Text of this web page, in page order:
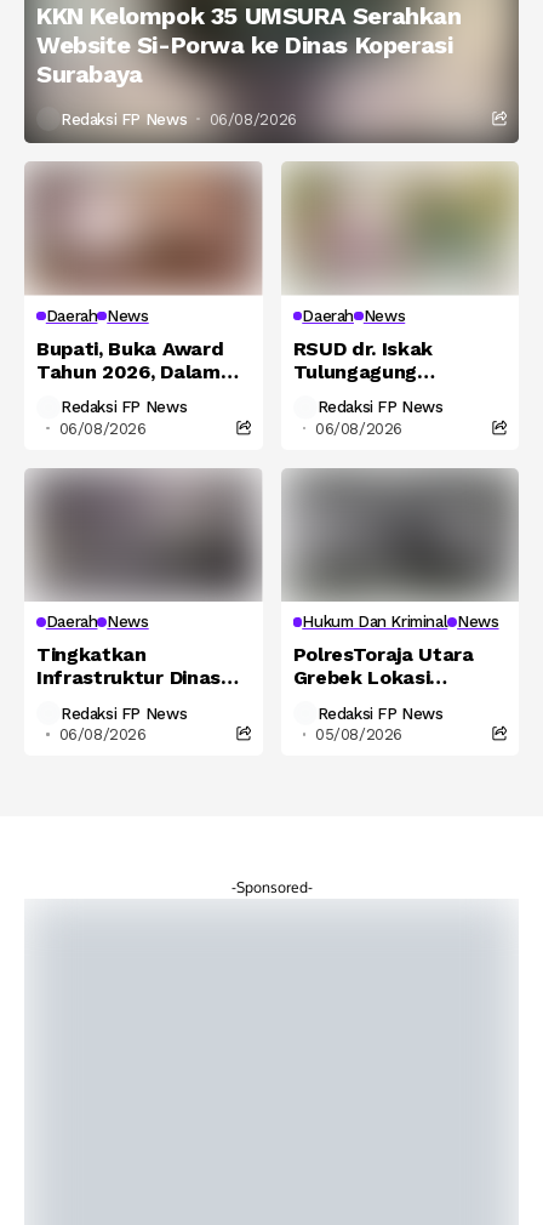
KKN Kelompok 35 UMSURA Serahkan
Website Si-Porwa ke Dinas Koperasi
Surabaya
Redaksi FP News 06/08/2026
Daerah News
Bupati, Buka Award
Tahun 2026, Dalam
Pemerintahan
Kabupaten Takalar
Redaksi FP News
06/08/2026
Daerah News
RSUD dr. Iskak
Tulungagung
Home Visite, Pastikan
Pemulihan Pasien
Berjalan Optimal
Redaksi FP News
06/08/2026
Daerah News
Tingkatkan
Infrastruktur Dinas
Lakukan
Pemeliharaan Rutin
Redaksi FP News
06/08/2026
Hukum Dan Kriminal News
PolresToraja Utara
Grebek Lokasi
Panga’ Rantepaku,
Satu Pelaku
Redaksi FP News
05/08/2026
-Sponsored-